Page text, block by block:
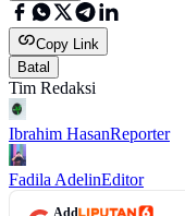
Copy Link
Batal
Tim Redaksi
Ibrahim HasanReporter
Fadila AdelinEditor
Add